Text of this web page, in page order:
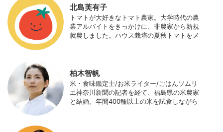
の実証試験や農産物輸出などに関わった。主
にスマート農業の実証試験やコンサルなどに
携わっている。 HP：http://www.ijas.co.jp/
北島芙有子
トマトが大好きなトマト農家。大学時代の農
業アルバイトをきっかけに、非農家から新規
就農しました。ハウス栽培の夏秋トマトをメ
柏木智帆
米・食味鑑定士/お米ライター/ごはんソムリ
エ神奈川新聞の記者を経て、福島県の米農家
と結婚。年間400種以上の米を試食しながら